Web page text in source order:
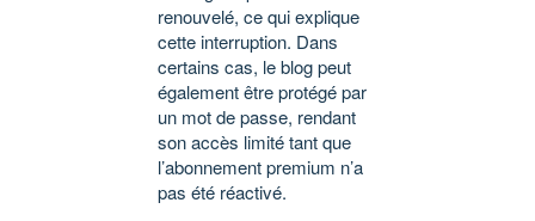
renouvelé, ce qui explique
cette interruption. Dans
certains cas, le blog peut
également être protégé par
un mot de passe, rendant
son accès limité tant que
l’abonnement premium n’a
pas été réactivé.